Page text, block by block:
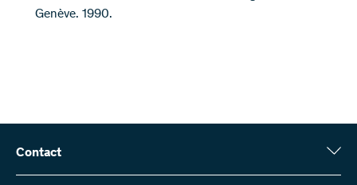
Genève. 1990.
Contact
Fonds national suisse (FNS)